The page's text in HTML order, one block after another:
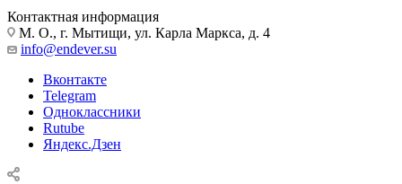
Контактная информация
М. О., г. Мытищи, ул. Карла Маркса, д. 4
info@endever.su
Вконтакте
Telegram
Одноклассники
Rutube
Яндекс.Дзен